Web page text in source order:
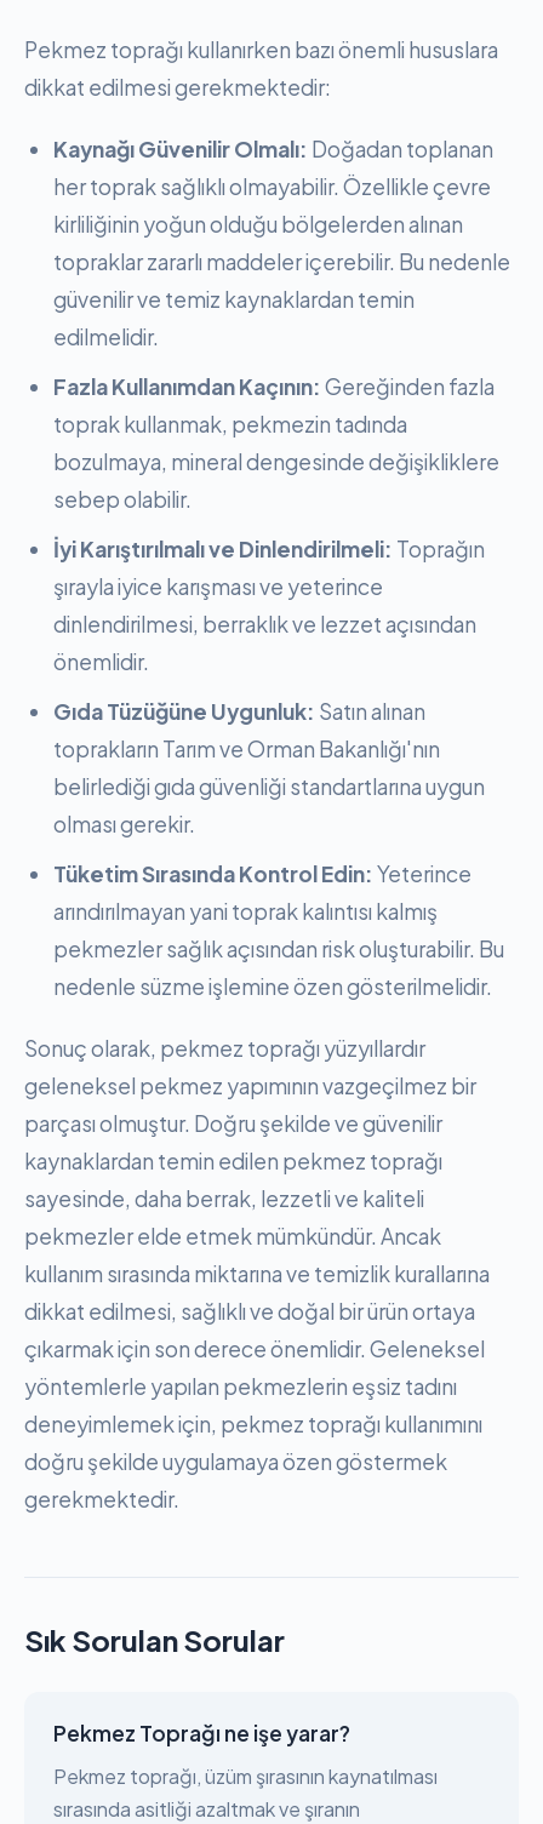
Pekmez toprağı kullanırken bazı önemli hususlara
dikkat edilmesi gerekmektedir:
Kaynağı Güvenilir Olmalı: Doğadan toplanan
her toprak sağlıklı olmayabilir. Özellikle çevre
kirliliğinin yoğun olduğu bölgelerden alınan
topraklar zararlı maddeler içerebilir. Bu nedenle
güvenilir ve temiz kaynaklardan temin
edilmelidir.
Fazla Kullanımdan Kaçının: Gereğinden fazla
toprak kullanmak, pekmezin tadında
bozulmaya, mineral dengesinde değişikliklere
sebep olabilir.
İyi Karıştırılmalı ve Dinlendirilmeli: Toprağın
şırayla iyice karışması ve yeterince
dinlendirilmesi, berraklık ve lezzet açısından
önemlidir.
Gıda Tüzüğüne Uygunluk: Satın alınan
toprakların Tarım ve Orman Bakanlığı'nın
belirlediği gıda güvenliği standartlarına uygun
olması gerekir.
Tüketim Sırasında Kontrol Edin: Yeterince
arındırılmayan yani toprak kalıntısı kalmış
pekmezler sağlık açısından risk oluşturabilir. Bu
nedenle süzme işlemine özen gösterilmelidir.
Sonuç olarak, pekmez toprağı yüzyıllardır
geleneksel pekmez yapımının vazgeçilmez bir
parçası olmuştur. Doğru şekilde ve güvenilir
kaynaklardan temin edilen pekmez toprağı
sayesinde, daha berrak, lezzetli ve kaliteli
pekmezler elde etmek mümkündür. Ancak
kullanım sırasında miktarına ve temizlik kurallarına
dikkat edilmesi, sağlıklı ve doğal bir ürün ortaya
çıkarmak için son derece önemlidir. Geleneksel
yöntemlerle yapılan pekmezlerin eşsiz tadını
deneyimlemek için, pekmez toprağı kullanımını
doğru şekilde uygulamaya özen göstermek
gerekmektedir.
Sık Sorulan Sorular
Pekmez Toprağı ne işe yarar?
Pekmez toprağı, üzüm şırasının kaynatılması
sırasında asitliği azaltmak ve şıranın